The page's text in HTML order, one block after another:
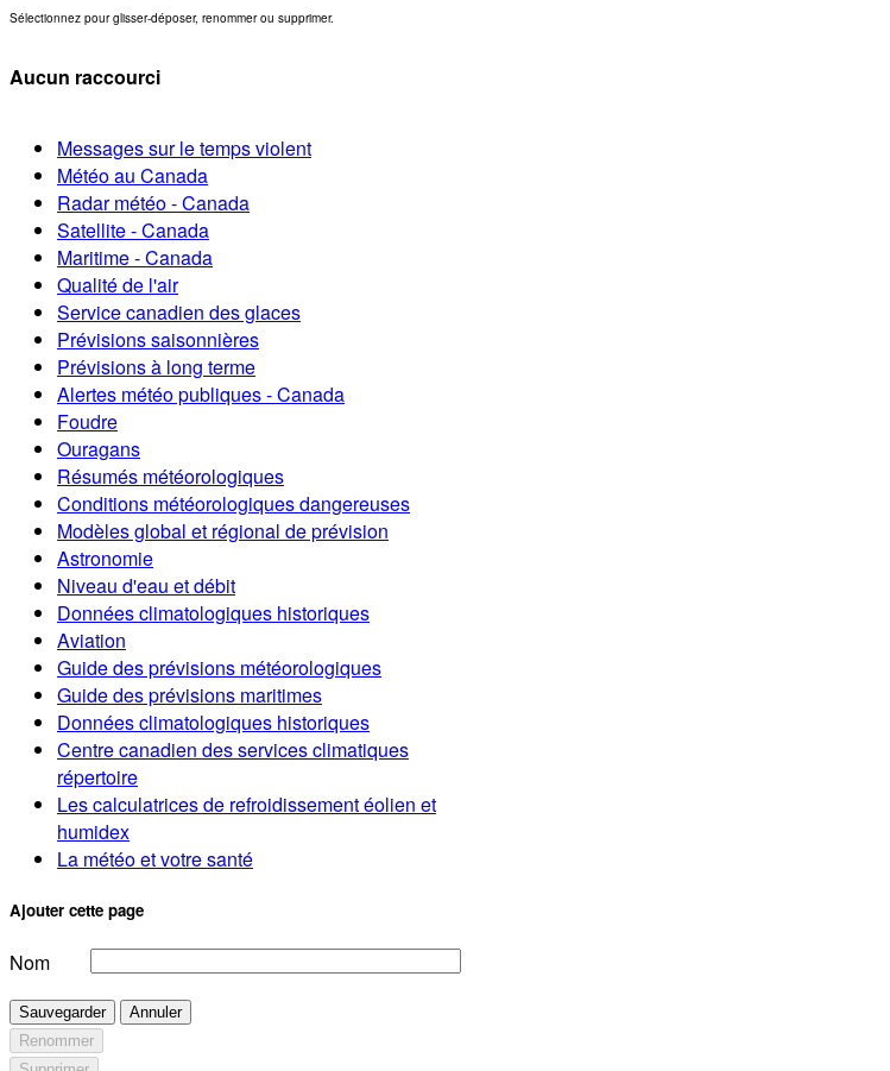
Sélectionnez pour glisser-déposer, renommer ou supprimer.
Aucun raccourci
Messages sur le temps violent
Météo au Canada
Radar météo - Canada
Satellite - Canada
Maritime - Canada
Qualité de l'air
Service canadien des glaces
Prévisions saisonnières
Prévisions à long terme
Alertes météo publiques - Canada
Foudre
Ouragans
Résumés météorologiques
Conditions météorologiques dangereuses
Modèles global et régional de prévision
Astronomie
Niveau d'eau et débit
Données climatologiques historiques
Aviation
Guide des prévisions météorologiques
Guide des prévisions maritimes
Données climatologiques historiques
Centre canadien des services climatiques
répertoire
Les calculatrices de refroidissement éolien et
humidex
La météo et votre santé
Ajouter cette page
Nom
Sauvegarder
Annuler
Renommer